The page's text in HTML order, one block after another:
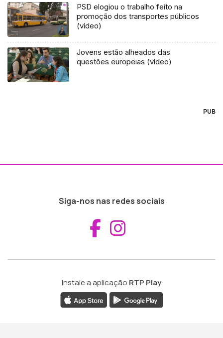
PSD elogiou o trabalho feito na
promoção dos transportes públicos
(vídeo)
Jovens estão alheados das
questões europeias (vídeo)
PUB
Siga-nos nas redes sociais
Aceder ao
Instale a aplicação RTP Play